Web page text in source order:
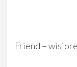
Friend –